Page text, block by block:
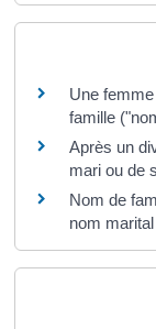
Une
famille
Après un
mari ou de
Nom de
nom